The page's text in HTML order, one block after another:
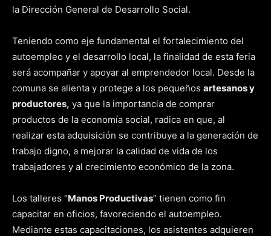
la Dirección General de Desarrollo Social.
Teniendo como eje fundamental el fortalecimiento del
autoempleo y el desarrollo local, la finalidad de esta feria
será acompañar y apoyar al emprendedor local. Desde la
comuna se alienta y protege a los pequeños artesanos y
productores, ya que la importancia de comprar
productos de la economía social, radica en que, al
realizar esta adquisición se contribuye a la generación de
trabajo digno, a mejorar la calidad de vida de los
trabajadores y al crecimiento económico de la zona.
Los talleres “Manos Productivas” tienen como fin
capacitar en oficios, favoreciendo el autoempleo.
Mediante estas capacitaciones, los asistentes adquieren